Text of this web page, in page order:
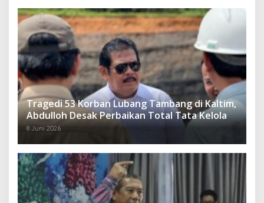
Tragedi 53 Korban Lubang Tambang di Kaltim,
Abdulloh Desak Perbaikan Total Tata Kelola
8 Juni 2026